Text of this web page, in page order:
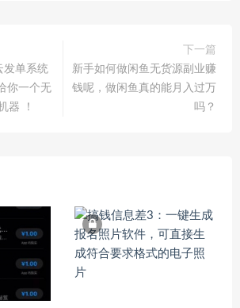
发单系统
你一个无
器 ​！
下一篇
新手如何做闲鱼无货源副业赚
钱呢，做闲鱼真的能月入过万
吗？